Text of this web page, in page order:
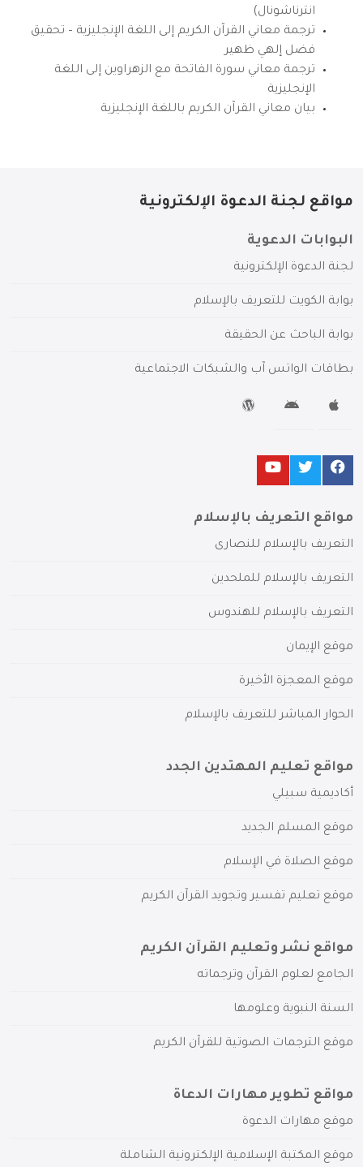
انترناشونال)
ترجمة معاني القرآن الكريم إلى اللغة الإنجليزية – تحقيق
فضل إلهي ظهير
ترجمة معاني سورة الفاتحة مع الزهراوين إلى اللغة
الإنجليزية
بيان معاني القرآن الكريم باللغة الإنجليزية
مواقع لجنة الدعوة الإلكترونية
البوابات الدعوية
لجنة الدعوة الإلكترونية
بوابة الكويت للتعريف بالإسلام
بوابة الباحث عن الحقيقة
بطاقات الواتس آب والشبكات الاجتماعية
مواقع التعريف بالإسلام
التعريف بالإسلام للنصارى
التعريف بالإسلام للملحدين
التعريف بالإسلام للهندوس
موقع الإيمان
موقع المعجزة الأخيرة
الحوار المباشر للتعريف بالإسلام
مواقع تعليم المهتدين الجدد
أكاديمية سبيلي
موقع المسلم الجديد
موقع الصلاة في الإسلام
موقع تعليم تفسير وتجويد القرآن الكريم
مواقع نشر وتعليم القرآن الكريم
الجامع لعلوم القرآن وترجماته
السنة النبوية وعلومها
موقع الترجمات الصوتية للقرآن الكريم
مواقع تطوير مهارات الدعاة
موقع مهارات الدعوة
موقع المكتبة الإسلامية الإلكترونية الشاملة